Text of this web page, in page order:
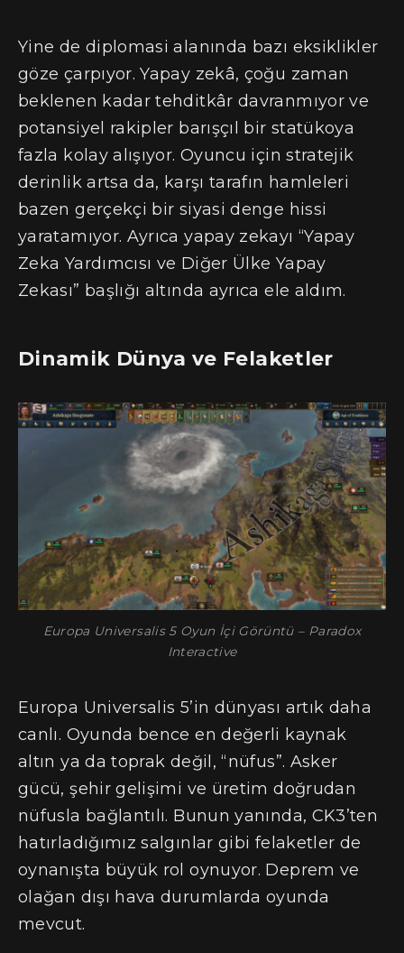
Yine de diplomasi alanında bazı eksiklikler
göze çarpıyor. Yapay zekâ, çoğu zaman
beklenen kadar tehditkâr davranmıyor ve
potansiyel rakipler barışçıl bir statükoya
fazla kolay alışıyor. Oyuncu için stratejik
derinlik artsa da, karşı tarafın hamleleri
bazen gerçekçi bir siyasi denge hissi
yaratamıyor. Ayrıca yapay zekayı “Yapay
Zeka Yardımcısı ve Diğer Ülke Yapay
Zekası” başlığı altında ayrıca ele aldım.
Dinamik Dünya ve Felaketler
Europa Universalis 5 Oyun İçi Görüntü – Paradox
Interactive
Europa Universalis 5’in dünyası artık daha
canlı. Oyunda bence en değerli kaynak
altın ya da toprak değil, “nüfus”. Asker
gücü, şehir gelişimi ve üretim doğrudan
nüfusla bağlantılı. Bunun yanında, CK3’ten
hatırladığımız salgınlar gibi felaketler de
oynanışta büyük rol oynuyor. Deprem ve
olağan dışı hava durumlarda oyunda
mevcut.